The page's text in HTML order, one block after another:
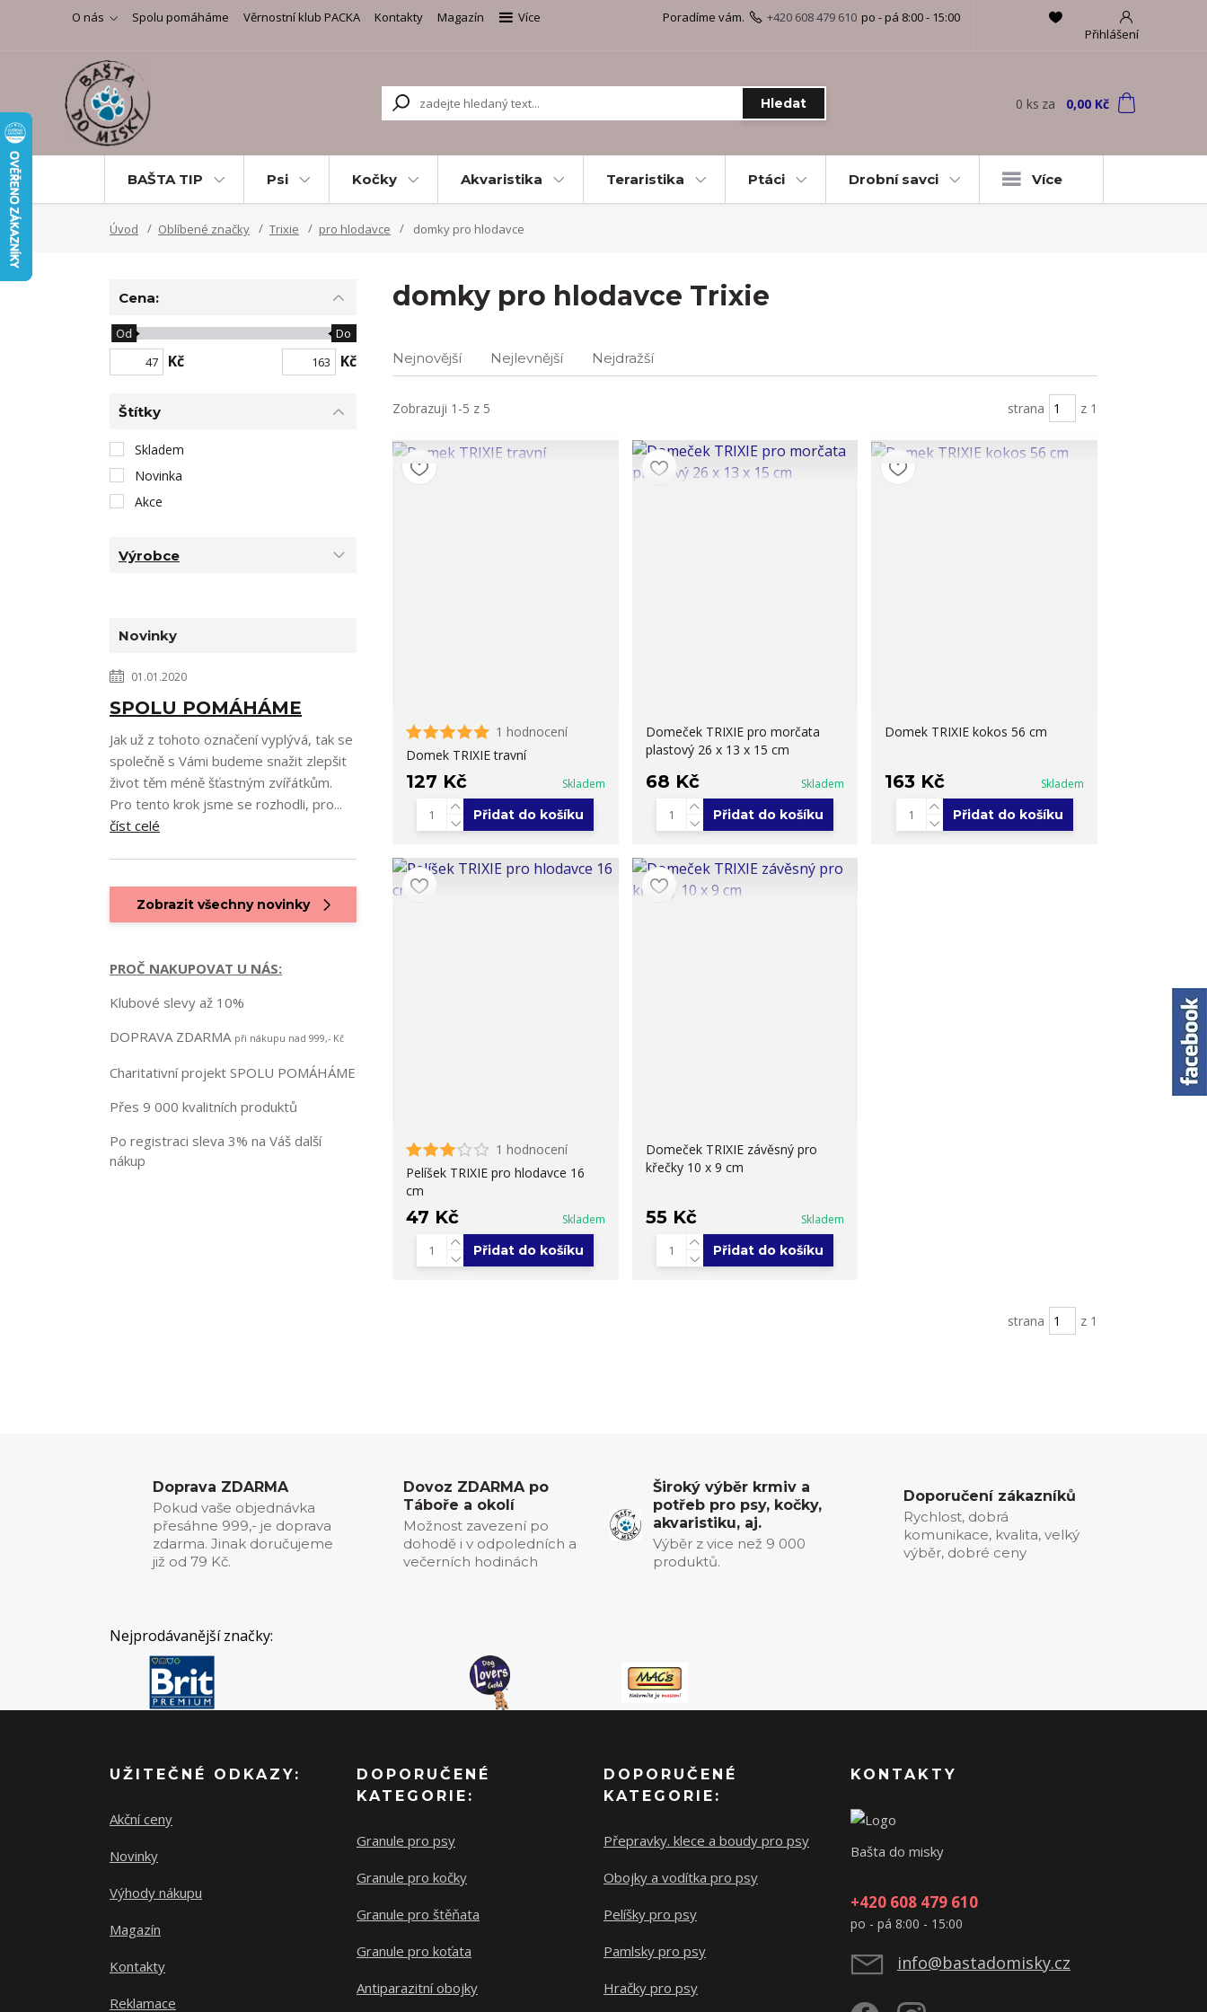
O nás Spolu pomáháme Věrnostní klub PACKA Kontakty Magazín
Více
Přihlášení
Hledat
Poradíme vám. +420 608 479 610 po - pá 8:00 - 15:00
0 ks za 0,00 Kč
BAŠTA TIP Psi Kočky Akvaristika Teraristika Ptáci Drobní savci Více
Úvod Oblíbené značky Trixie pro hlodavce domky pro hlodavce
domky pro hlodavce Trixie
Nejnovější Nejlevnější Nejdražší
Zobrazuji 1-5 z 5 strana z 1
1 hodnocení
Domek TRIXIE travní
127 Kč Skladem
Přidat do košíku
Domeček TRIXIE pro morčata
plastový 26 x 13 x 15 cm
68 Kč Skladem
Přidat do košíku
Domek TRIXIE kokos 56 cm
163 Kč Skladem
Přidat do košíku
1 hodnocení
Pelíšek TRIXIE pro hlodavce 16
cm
47 Kč Skladem
Přidat do košíku
Domeček TRIXIE závěsný pro
křečky 10 x 9 cm
55 Kč Skladem
Přidat do košíku
strana z 1
Cena:
Kč
Od Do
Kč
Štítky
Skladem
Novinka
Akce
Výrobce
Novinky
01.01.2020
SPOLU POMÁHÁME
Jak už z tohoto označení vyplývá, tak se
společně s Vámi budeme snažit zlepšit
život těm méně šťastným zvířátkům.
Pro tento krok jsme se rozhodli, pro...
číst celé
Zobrazit všechny novinky
PROČ NAKUPOVAT U NÁS:
Klubové slevy až 10%
DOPRAVA ZDARMA při nákupu nad 999,- Kč
Charitativní projekt SPOLU POMÁHÁME
Přes 9 000 kvalitních produktů
Po registraci sleva 3% na Váš další
nákup
Doprava ZDARMA
Pokud vaše objednávka
přesáhne 999,- je doprava
zdarma. Jinak doručujeme
již od 79 Kč.
Dovoz ZDARMA po
Táboře a okolí
Možnost zavezení po
dohodě i v odpoledních a
večerních hodinách
Široký výběr krmiv a
potřeb pro psy, kočky,
akvaristiku, aj.
Výběr z vice než 9 000
produktů.
Doporučení zákazníků
Rychlost, dobrá
komunikace, kvalita, velký
výběr, dobré ceny
Nejprodávanější značky:
UŽITEČNÉ ODKAZY:
Akční ceny
Novinky
Výhody nákupu
Magazín
Kontakty
Reklamace
DOPORUČENÉ
KATEGORIE:
Granule pro psy
Granule pro kočky
Granule pro štěňata
Granule pro koťata
Antiparazitní obojky
DOPORUČENÉ
KATEGORIE:
Přepravky. klece a boudy pro psy
Obojky a vodítka pro psy
Pelíšky pro psy
Pamlsky pro psy
Hračky pro psy
KONTAKTY
Bašta do misky
+420 608 479 610
po - pá 8:00 - 15:00
info@bastadomisky.cz